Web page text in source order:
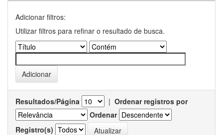
Adicionar filtros:
Utilizar filtros para refinar o resultado de busca.
Resultados/Página | Ordenar registros por
Ordenar
Registro(s)